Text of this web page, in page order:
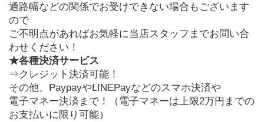
通路幅などの関係でお受けできない場合もございます
ので
ご不明点があればお気軽に当店スタッフまでお問い合
わせください！
★各種決済サービス
⇒クレジット決済可能！
その他、PaypayやLINEPayなどのスマホ決済や
電子マネー決済まで！（電子マネーは上限2万円までの
お支払いに限り可能）